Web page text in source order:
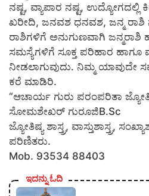
ನಷ್ಟ, ವ್ಯಾಪಾರ ನಷ್ಟ, ಉದ್ಯೋಗದಲ್ಲಿ
ಖರೀದಿ, ಜನವಶ ಧನವಶ, ಜನ್ಮ ರಾಶಿ
ರಾಶಿಗಳಿಗೆ ಅನುಗುಣವಾಗಿ ಜನ್ಮರಾಶಿ
ಸಮಸ್ಯೆಗಳಿಗೆ ಸೂಕ್ತ ಪರಿಹಾರ ಹಾಗೂ
ನೀಡಲಾಗುವುದು. ನಿಮ್ಮ
ಕರೆ ಮಾಡಿರಿ.
“ಆಚಾರ್ಯ ಗುರು ಪರಂಪರಿತಾ
ಸೋಮಶೇಖರ್ ಗುರೂಜಿB.Sc
ಜ್ಯೋತಿಷ್ಯ ಶಾಸ್ತ್ರ, ವಾಸ್ತುಶಾಸ್ತ್ರ,
ಪರಿಣಿತರು.
Mob. 93534 88403
ಇದನ್ನು ಓದಿ